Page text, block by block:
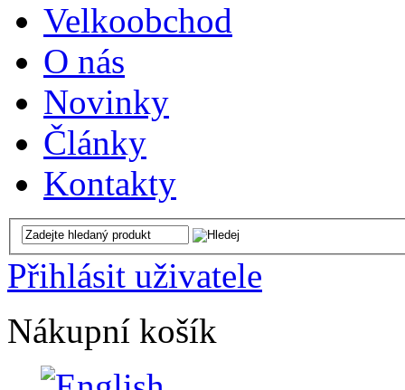
Velkoobchod
O nás
Novinky
Články
Kontakty
Přihlásit uživatele
Nákupní košík